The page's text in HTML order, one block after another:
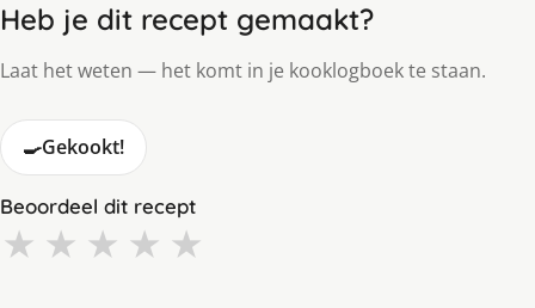
Heb je dit recept gemaakt?
Laat het weten — het komt in je kooklogboek te staan.
🍳Gekookt!
Beoordeel dit recept
★ ★ ★ ★ ★